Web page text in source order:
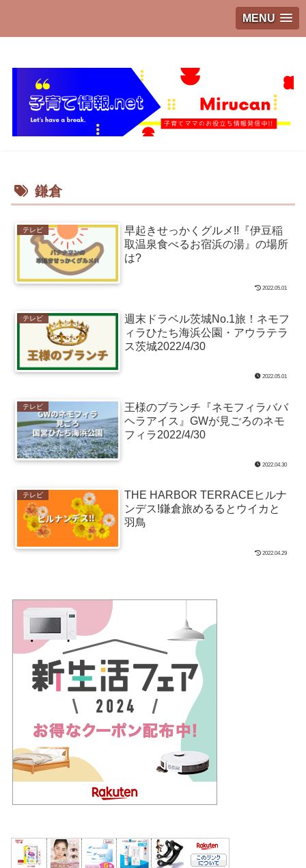
MENU
鎌倉
テレビ
早起きせっかくグルメ!!『伊豆稲
取温泉食べるお宿浜の湯』の場所
は?
2022.05.01
テレビ
週末ドラベル茨城No.1旅！ネモフ
ィラひたち海浜公園・アウラテラ
ス茨城2022/4/30
2022.05.01
テレビ
王様のブランチ『ネモフィラババ
ヘラアイス』GWが見ごろのネモ
フィラ2022/4/30
2022.04.30
テレビ
THE HARBOR TERRACEヒルナ
ンデス!鎌倉旅めるるとウイカと
羽鳥
2022.04.29